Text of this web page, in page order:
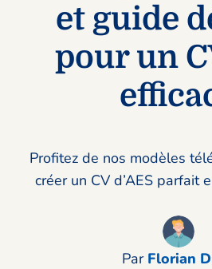
et guide
pour un
Profitez de nos modèles
créer un CV d’AES parfait
Par Florian